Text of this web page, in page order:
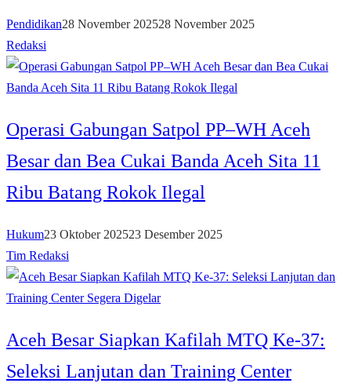
Pendidikan28 November 202528 November 2025
Redaksi
Operasi Gabungan Satpol PP–WH Aceh
Besar dan Bea Cukai Banda Aceh Sita 11
Ribu Batang Rokok Ilegal
Hukum23 Oktober 202523 Desember 2025
Tim Redaksi
Aceh Besar Siapkan Kafilah MTQ Ke-37:
Seleksi Lanjutan dan Training Center